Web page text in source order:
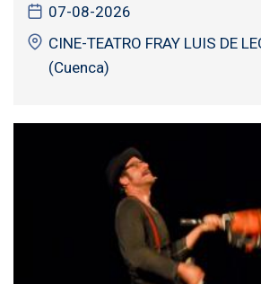
07-08-2026
CINE-TEATRO FRAY LUIS DE
(Cuenca)